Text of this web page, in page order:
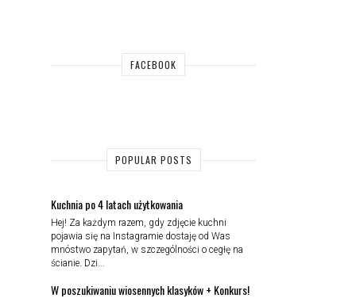
FACEBOOK
POPULAR POSTS
Kuchnia po 4 latach użytkowania
Hej! Za każdym razem, gdy zdjęcie kuchni
pojawia się na Instagramie dostaję od Was
mnóstwo zapytań, w szczególności o cegłę na
ścianie. Dzi...
W poszukiwaniu wiosennych klasyków + Konkurs!